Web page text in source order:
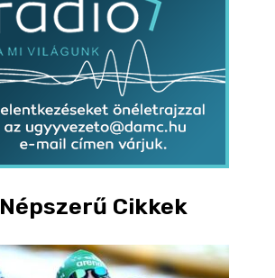
Népszerű Cikkek